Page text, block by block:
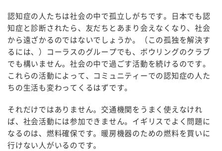
認知症の人たちは社会の中で孤立しがちです。日本でも認
知症と診断されたら、友だちとあまり会えなくなり、社会
から遠ざかるのではないでしょうか。（この孤独を解決す
るには、）コーラスのグループでも、ボウリングのクラブ
でも構いません。社会の中で過ごす活動を続けるのです。
これらの活動によって、コミュニティーでの認知症の人た
ちの生活も変わってくるはずです。
それだけではありません。交通機関をうまく使えなけれ
ば、社会活動には参加できません。イギリスでよく問題に
なるのは、燃料確保です。暖房機器のための燃料を買いに
行けない人がいるのです。